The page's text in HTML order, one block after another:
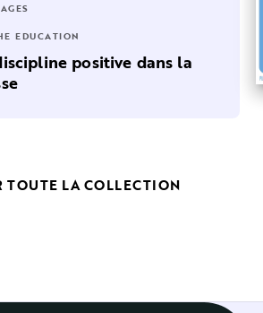
EDUCATION
positive dans la
TOUTE LA COLLECTION